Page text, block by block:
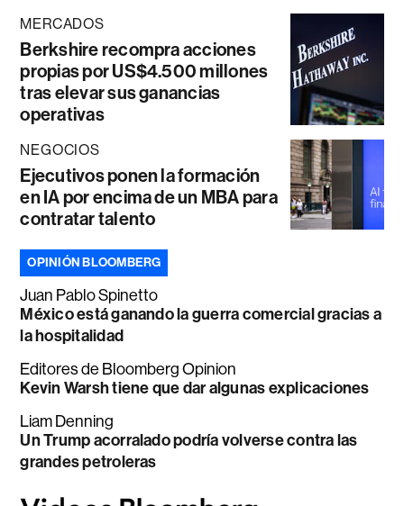
MERCADOS
Berkshire recompra acciones
propias por US$4.500 millones
tras elevar sus ganancias
operativas
NEGOCIOS
Ejecutivos ponen la formación
en IA por encima de un MBA para
contratar talento
OPINIÓN BLOOMBERG
Juan Pablo Spinetto
México está ganando la guerra comercial gracias a
la hospitalidad
Editores de Bloomberg Opinion
Kevin Warsh tiene que dar algunas explicaciones
Liam Denning
Un Trump acorralado podría volverse contra las
grandes petroleras